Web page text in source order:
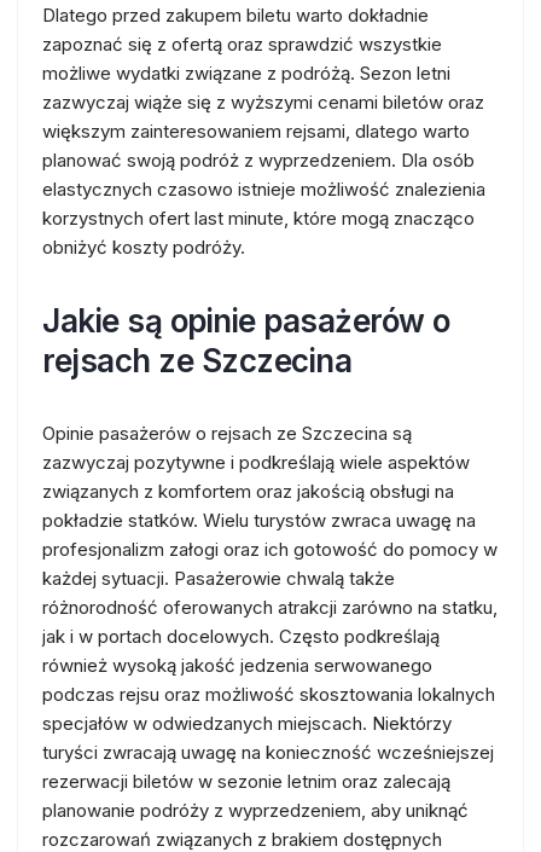
Dlatego przed zakupem biletu warto dokładnie
zapoznać się z ofertą oraz sprawdzić wszystkie
możliwe wydatki związane z podróżą. Sezon letni
zazwyczaj wiąże się z wyższymi cenami biletów oraz
większym zainteresowaniem rejsami, dlatego warto
planować swoją podróż z wyprzedzeniem. Dla osób
elastycznych czasowo istnieje możliwość znalezienia
korzystnych ofert last minute, które mogą znacząco
obniżyć koszty podróży.
Jakie są opinie pasażerów o
rejsach ze Szczecina
Opinie pasażerów o rejsach ze Szczecina są
zazwyczaj pozytywne i podkreślają wiele aspektów
związanych z komfortem oraz jakością obsługi na
pokładzie statków. Wielu turystów zwraca uwagę na
profesjonalizm załogi oraz ich gotowość do pomocy w
każdej sytuacji. Pasażerowie chwalą także
różnorodność oferowanych atrakcji zarówno na statku,
jak i w portach docelowych. Często podkreślają
również wysoką jakość jedzenia serwowanego
podczas rejsu oraz możliwość skosztowania lokalnych
specjałów w odwiedzanych miejscach. Niektórzy
turyści zwracają uwagę na konieczność wcześniejszej
rezerwacji biletów w sezonie letnim oraz zalecają
planowanie podróży z wyprzedzeniem, aby uniknąć
rozczarowań związanych z brakiem dostępnych